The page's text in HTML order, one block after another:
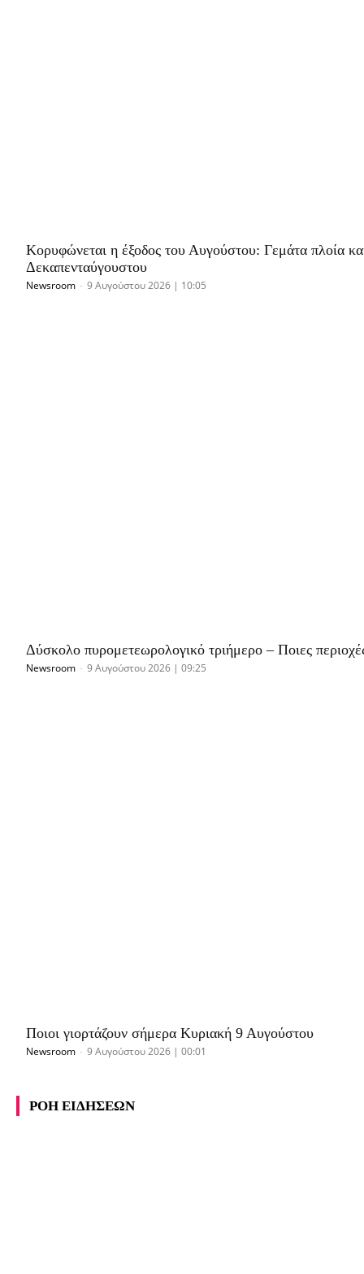
Κορυφώνεται η έξοδος του Αυγούστου: Γεμάτα πλοία
Δεκαπενταύγουστου
Newsroom - 9 Αυγούστου 2026 | 10:05
Δύσκολο πυρομετεωρολογικό τριήμερο – Ποιες
Newsroom - 9 Αυγούστου 2026 | 09:25
Ποιοι γιορτάζουν σήμερα Κυριακή 9 Αυγούστου
Newsroom - 9 Αυγούστου 2026 | 00:01
ΡΟΗ ΕΙΔΗΣΕΩΝ